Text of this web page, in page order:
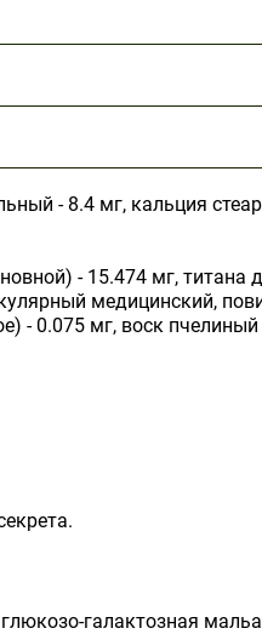
- 8.4 мг, кальция
- 15.474 мг,
медицинский,
- 0.075 мг, воск пчелиный
галактозная